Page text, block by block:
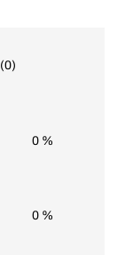
(0)
0 %
0 %